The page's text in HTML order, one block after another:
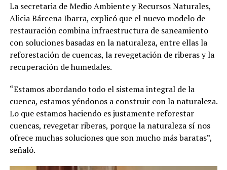
La secretaria de Medio Ambiente y Recursos Naturales,
Alicia Bárcena Ibarra, explicó que el nuevo modelo de
restauración combina infraestructura de saneamiento
con soluciones basadas en la naturaleza, entre ellas la
reforestación de cuencas, la revegetación de riberas y la
recuperación de humedales.
“Estamos abordando todo el sistema integral de la
cuenca, estamos yéndonos a construir con la naturaleza.
Lo que estamos haciendo es justamente reforestar
cuencas, revegetar riberas, porque la naturaleza sí nos
ofrece muchas soluciones que son mucho más baratas”,
señaló.